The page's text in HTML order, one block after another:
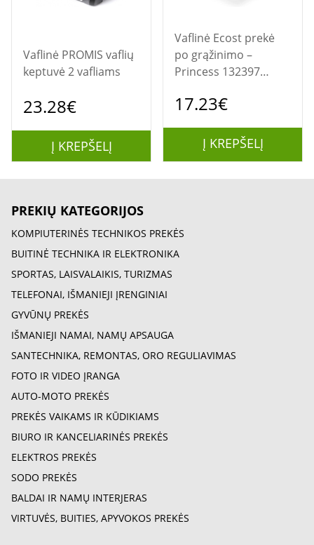
Vaflinė PROMIS vaflių
keptuvė 2 vafliams
23.28€
Į KREPŠELĮ
Vaflinė Ecost prekė
po grąžinimo –
Princess 132397
keptuvė
17.23€
Į KREPŠELĮ
PREKIŲ KATEGORIJOS
KOMPIUTERINĖS TECHNIKOS PREKĖS
BUITINĖ TECHNIKA IR ELEKTRONIKA
SPORTAS, LAISVALAIKIS, TURIZMAS
TELEFONAI, IŠMANIEJI ĮRENGINIAI
GYVŪNŲ PREKĖS
IŠMANIEJI NAMAI, NAMŲ APSAUGA
SANTECHNIKA, REMONTAS, ORO REGULIAVIMAS
FOTO IR VIDEO ĮRANGA
AUTO-MOTO PREKĖS
PREKĖS VAIKAMS IR KŪDIKIAMS
BIURO IR KANCELIARINĖS PREKĖS
ELEKTROS PREKĖS
SODO PREKĖS
BALDAI IR NAMŲ INTERJERAS
VIRTUVĖS, BUITIES, APYVOKOS PREKĖS